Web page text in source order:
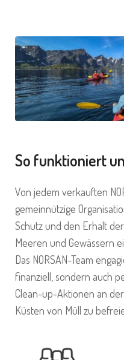
So funktioniert
Von jedem verkauften
gemeinnützige
Schutz und den Erhalt
Meeren und Gewässern
Das NORSAN-Team
finanziell, sondern auch
Clean-up-Aktionen an
Küsten von Müll zu